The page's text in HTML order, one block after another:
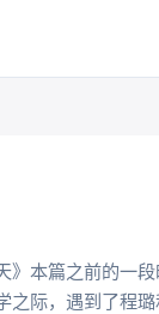
》本篇之前的一
之际，遇到了程